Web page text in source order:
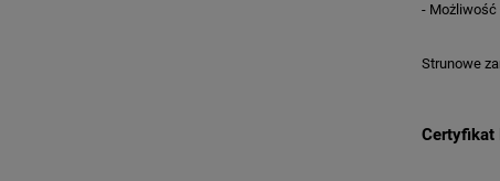
- Możliwość
Strunowe
Certyfikat